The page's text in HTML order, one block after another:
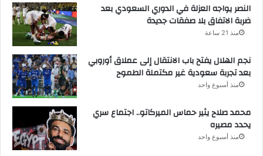
النصر يواجه العزلة في الدوري السعودي بعد
ضربة الاتفاق بلا صفقات جديدة
منذ 21 ساعة
نجم الهلال يفتح باب الانتقال إلى عملاق أوروبي
بعد تجربة سعودية غير مكتملة الطموح
منذ أسبوع واحد
محمد صلاح يثير حماس الميركاتو.. اجتماع سري
يحدد مصيره
منذ أسبوع واحد